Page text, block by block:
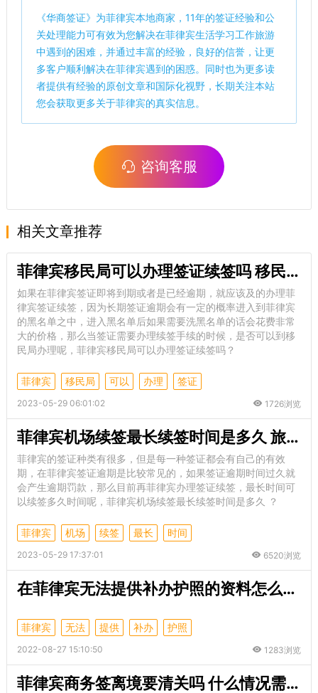
《华商签证》为菲律宾本地商家，11年的签证经验和公
关处理能力可有效为您解决在菲律宾生活学习工作旅游
中遇到的困难，并通过丰富的经验，良好的信誉，让更
多客户顺利解决在菲律宾遇到的困惑。同时也为更多读
者提供有经验的原创文章和国际化视野，长期关注本站
您会获取更多关于菲律宾的真实信息。
咨询客服
相关文章推荐
菲律宾移民局可以办理签证续签吗 移民局可以办理什么业务
如果在菲律宾签证即将到期或者是已经逾期，就应该及的办理菲
律宾签证续签，因为长期签证逾期会有一定的概率进入到菲律宾
的黑名单之中，进入黑名单后如果需要洗黑名单的话会花费非常
大的价格，那么当签证需要办理续签手续的时候，是否可以到移
民局办理呢，菲律宾移民局可以办理签证续签吗？
菲律宾 移民局 可以 办理 签证
2023-05-29 06:01:02 1726浏览
菲律宾机场续签最长续签时间是多久 旅游签最长可以续签多久
菲律宾的签证种类有很多，但是每一种签证都会有自己的有效
期，在菲律宾签证逾期是比较常见的，如果签证逾期时间过久就
会产生逾期罚款，那么目前再菲律宾办理签证续签，最长时间可
以续签多久时间呢，菲律宾机场续签最长续签时间是多久 ？
菲律宾 机场 续签 最长 时间
2023-05-29 17:37:01 6520浏览
在菲律宾无法提供补办护照的资料怎么办？
菲律宾 无法 提供 补办 护照
2022-08-27 15:10:50 1283浏览
菲律宾商务签离境要清关吗 什么情况需要清关